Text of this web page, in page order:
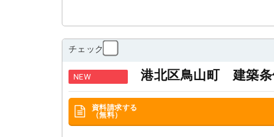
チェック
NEW 港北区鳥山町 建築条
資料請求する
（無料）